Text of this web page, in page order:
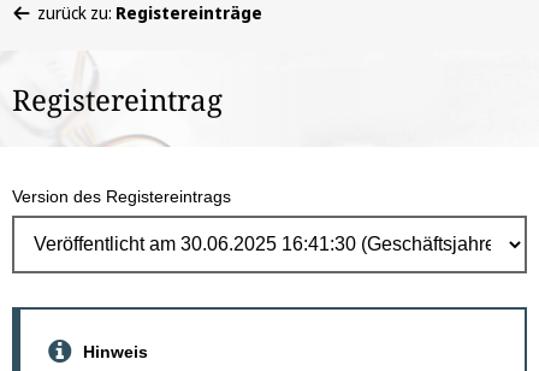
befinden
hier:
zurück zu: Registereinträge
Registereintrag
Version des Registereintrags
Hinweis